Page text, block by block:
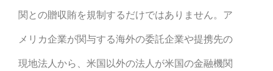
関との贈収賄を規制するだけではありません。ア
メリカ企業が関与する海外の委託企業や提携先の
現地法人から、米国以外の法人が米国の金融機関